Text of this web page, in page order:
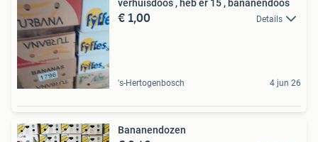
verhuisdoos , heb er 15 , bananendoos
€ 1,00 Details
's-Hertogenbosch 4 jun 26
Bananendozen